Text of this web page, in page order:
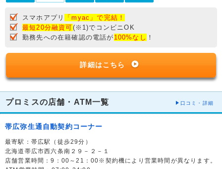
スマホアプリ
「myac」で完結！
最短20分融資可(※1)でコンビニOK
勤務先への在籍確認の電話が 100%なし ！
詳細はこちら
プロミスの店舗・ATM一覧 口コミ・詳細
帯広弥生通自動契約コーナー
最寄駅：帯広駅（徒歩29分）
北海道帯広市西六条南２９－２－１
店舗営業時間：9：00～21：00※契約機により営業時間が異なります。